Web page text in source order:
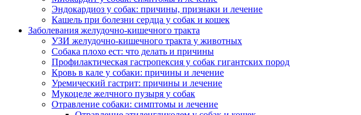
Эндокардиоз у собак: причины, признаки и лечение
Кашель при болезни сердца у собак и кошек
Заболевания желудочно-кишечного тракта
УЗИ желудочно-кишечного тракта у животных
Собака плохо ест: что делать и причины
Профилактическая гастропексия у собак гигантских пород
Кровь в кале у собаки: причины и лечение
Уремический гастрит: причины и лечение
Мукоцеле желчного пузыря у собак
Отравление собаки: симптомы и лечение